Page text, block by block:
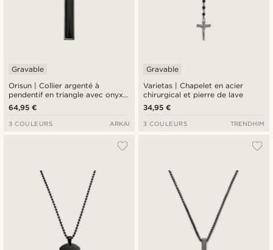
Orisun | Collier argenté à
pendentif en triangle avec onyx
noir et en acier inoxydable
Gravable
64,95 €
3 COULEURS ARKAI
Varietas | Chapelet en acier
chirurgical et pierre de lave
Gravable
34,95 €
3 COULEURS TRENDHIM